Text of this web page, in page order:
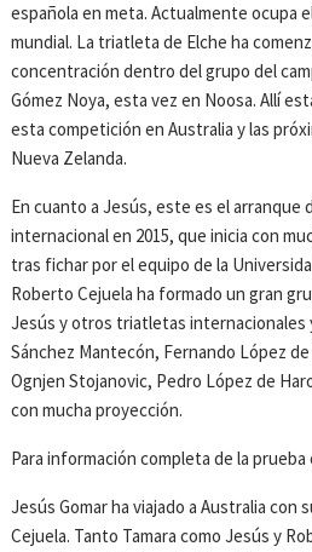
española en meta. Actualmente ocupa
mundial. La triatleta de Elche ha
concentración dentro del grupo del
Gómez Noya, esta vez en Noosa. Allí
esta competición en Australia y las
Nueva Zelanda.
En cuanto a Jesús, este es el arranque
internacional en 2015, que inicia con
tras fichar por el equipo de la
Roberto Cejuela ha formado un gran
Jesús y otros triatletas internacionales
Sánchez Mantecón, Fernando López
Ognjen Stojanovic, Pedro López de
con mucha proyección.
Para información completa de la
Jesús Gomar ha viajado a Australia con
Cejuela. Tanto Tamara como Jesús y